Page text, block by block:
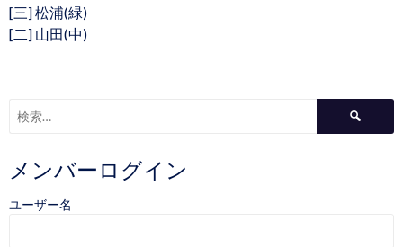
[三] 松浦(緑)
[二] 山田(中)
メンバーログイン
ユーザー名